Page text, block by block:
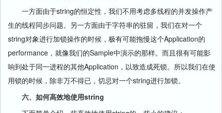
一方面由于string的恒定性，我们不用考虑多线程的并发操作产
生的线程同步问题。另一方面由于字符串的驻留，我们在对一个
string对象进行加锁操作的时候，极有可能拖慢这个Application的
performance，就像我们的Sample中演示的那样。而且很有可能影
响到处于同一进程的其他Application，以致造成死锁。所以我们在使
用锁的时候，除非万不得已，切忌对一个string进行加锁。
六、如何高效地使用string